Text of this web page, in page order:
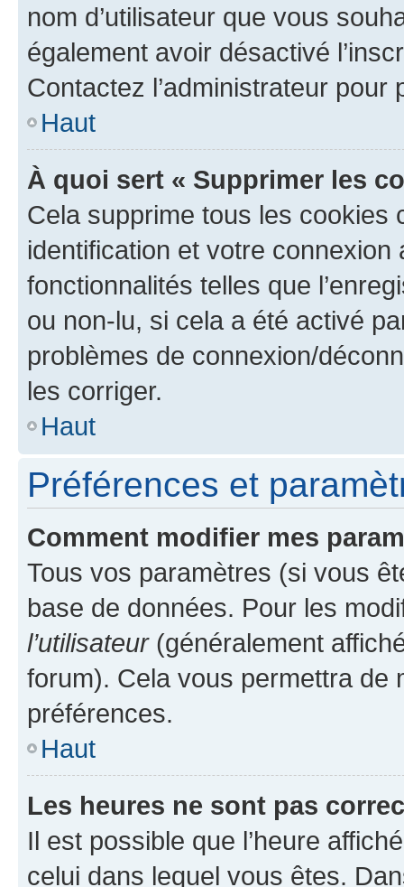
nom d’utilisateur que vous
également avoir désactivé
Contactez l’administrateur
Haut
À quoi sert « Supprimer les
Cela supprime tous les cookies
identification et votre
fonctionnalités telles que
ou non-lu, si cela a été activé
problèmes de connexion/
les corriger.
Haut
Préférences et
Comment modifier mes
Tous vos paramètres (si vous
base de données. Pour les
l’utilisateur(généralement
forum). Cela vous permettra de
préférences.
Haut
Les heures ne sont pas
Il est possible que l’heure
celui dans lequel vous êtes.